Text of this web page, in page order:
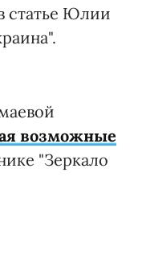
статье Юлии
возможные
"Зеркало